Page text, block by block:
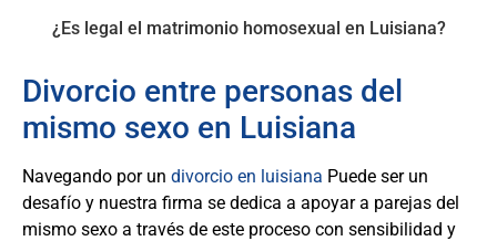
Divorcio entre personas del
mismo sexo en Luisiana
Navegando por un divorcio en luisiana Puede ser un
desafío y nuestra firma se dedica a apoyar a parejas del
mismo sexo a través de este proceso con sensibilidad y